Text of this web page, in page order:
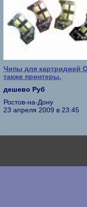
Чипы для картриджей
также принтеры.
дешево Руб
Ростов-на-Дону
23 апреля 2009 в 23:45